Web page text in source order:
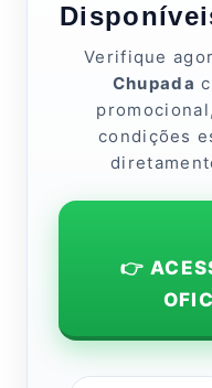
Verifique
Chupada
condições
👉